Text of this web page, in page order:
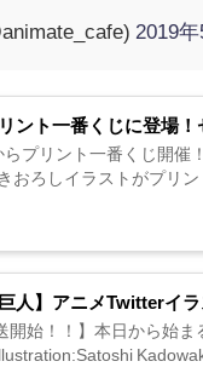
2019年
ント一番くじに登場！
らプリント一番くじ開催
おろしイラストがプリ
巨人】アニメTwitterイ
開始！！】本日から始